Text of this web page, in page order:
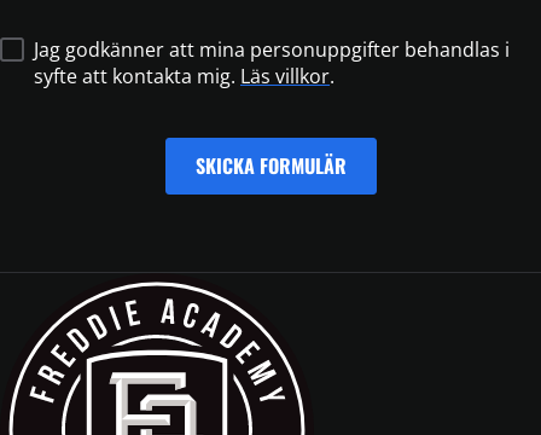
Jag godkänner att mina personuppgifter behandlas i
syfte att kontakta mig. Läs villkor.
SKICKA FORMULÄR